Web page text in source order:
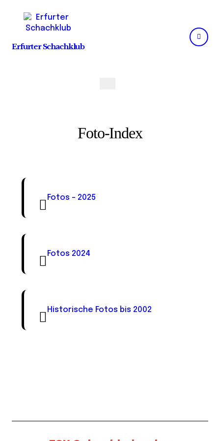
content
Erfurter Schachklub
Foto-Index
Fotos – 2025
Fotos 2024
Historische Fotos bis 2002